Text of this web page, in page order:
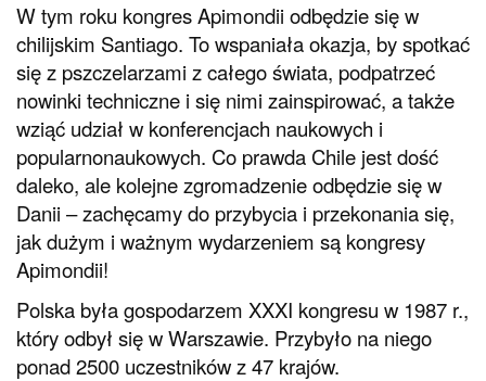
W tym roku kongres Apimondii odbędzie się w
chilijskim Santiago. To wspaniała okazja, by spotkać
się z pszczelarzami z całego świata, podpatrzeć
nowinki techniczne i się nimi zainspirować, a także
wziąć udział w konferencjach naukowych i
popularnonaukowych. Co prawda Chile jest dość
daleko, ale kolejne zgromadzenie odbędzie się w
Danii – zachęcamy do przybycia i przekonania się,
jak dużym i ważnym wydarzeniem są kongresy
Apimondii!
Polska była gospodarzem XXXI kongresu w 1987 r.,
który odbył się w Warszawie. Przybyło na niego
ponad 2500 uczestników z 47 krajów.